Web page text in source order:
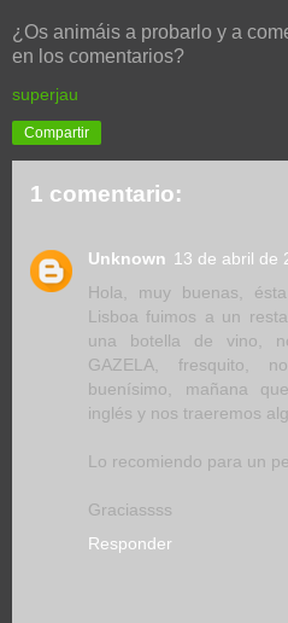
¿Os animáis a probarlo y a
en los comentarios?
superjau
Compartir
1 comentario:
Unknown 13 de abril de
Hola, muy buenas,
Lisboa fuimos a un
una botella de vino,
GAZELA, fresquito,
buenísimo, mañana
inglés y nos traeremos
Lo recomiendo para un
Graciassss
Responder